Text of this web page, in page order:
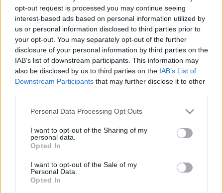
opt-out request is processed you may continue seeing
interest-based ads based on personal information utilized by
us or personal information disclosed to third parties prior to
your opt-out. You may separately opt-out of the further
disclosure of your personal information by third parties on the
IAB’s list of downstream participants. This information may
also be disclosed by us to third parties on the IAB’s List of
Downstream Participants that may further disclose it to other
Please note that this website/app uses one or more Google
not limited to your visit or usage behaviour. You may click to
grant or deny consent to Google and its third-party tags to
use your data for below specified purposes in below Google
consent section.
Personal Data Processing Opt Outs
I want to opt-out of the Sharing of my
personal data.
Opted In
I want to opt-out of the Sale of my
Personal Data.
Opted In
bátorságról, akár előremutató eszmékről vagy bámulatos
életerőről beszélünk.
Olvasta már? Duda Éva itt mesélt nekünk a
produkcióról.
Frida Kahlo ismert és népszerű művész
Magyarországon is, így az előadás
nézőpontokat kapjunk életének és
művészetének megértéséhez.
Ez a nagyszabású produkció lehetővé teszi, hogy
elmélyedjünk művészetének és hazájának, Mexikónak